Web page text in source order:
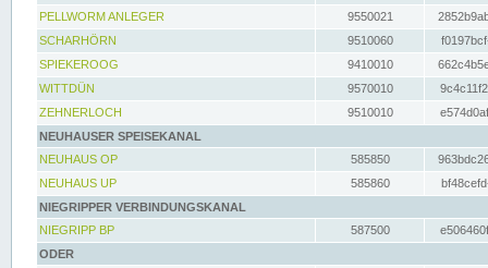
PELLWORM ANLEGER
9550021
SCHARHÖRN
9510060
SPIEKEROOG
9410010
WITTDÜN
9570010
ZEHNERLOCH
9510010
NEUHAUSER SPEISEKANAL
NEUHAUS OP
585850
NEUHAUS UP
585860
NIEGRIPPER VERBINDUNGSKANAL
NIEGRIPP BP
587500
ODER